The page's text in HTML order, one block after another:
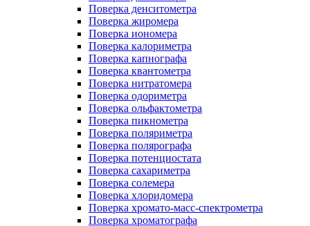
Поверка денситометра
Поверка жиромера
Поверка иономера
Поверка калориметра
Поверка капнографа
Поверка квантометра
Поверка нитратомера
Поверка одориметра
Поверка ольфактометра
Поверка пикнометра
Поверка поляриметра
Поверка полярографа
Поверка потенциостата
Поверка сахариметра
Поверка солемера
Поверка хлоридомера
Поверка хромато-масс-спектрометра
Поверка хроматографа